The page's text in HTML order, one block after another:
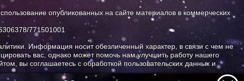
опубликованных на сайте материалов в коммерческих
771501001
Информация носит обезличенный характер, в связи с чем не
вас, однако может помочь нам улучшить работу нашего
вы соглашаетесь с обработкой пользовательских данных и